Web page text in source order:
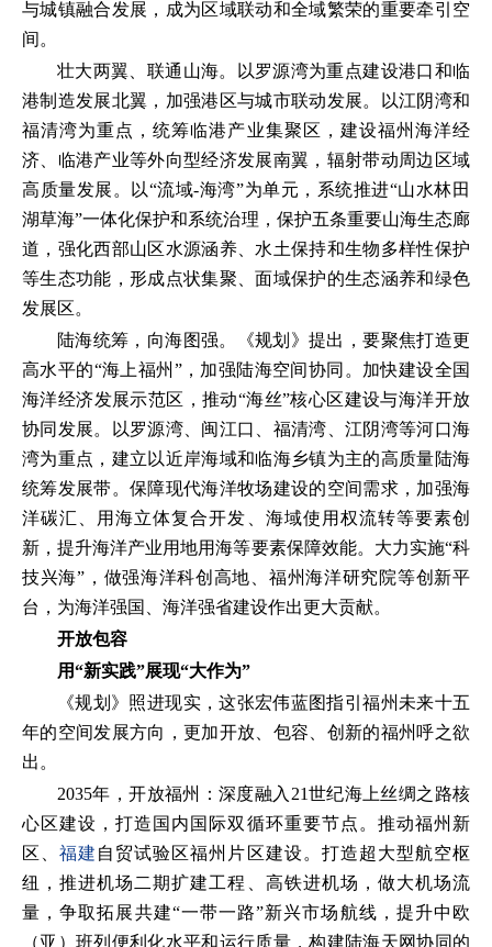
与城镇融合发展，成为区域联动和全域繁荣的重要牵引空
间。
壮大两翼、联通山海。以罗源湾为重点建设港口和临
港制造发展北翼，加强港区与城市联动发展。以江阴湾和
福清湾为重点，统筹临港产业集聚区，建设福州海洋经
济、临港产业等外向型经济发展南翼，辐射带动周边区域
高质量发展。以“流域-海湾”为单元，系统推进“山水林田
湖草海”一体化保护和系统治理，保护五条重要山海生态廊
道，强化西部山区水源涵养、水土保持和生物多样性保护
等生态功能，形成点状集聚、面域保护的生态涵养和绿色
发展区。
陆海统筹，向海图强。《规划》提出，要聚焦打造更
高水平的“海上福州”，加强陆海空间协同。加快建设全国
海洋经济发展示范区，推动“海丝”核心区建设与海洋开放
协同发展。以罗源湾、闽江口、福清湾、江阴湾等河口海
湾为重点，建立以近岸海域和临海乡镇为主的高质量陆海
统筹发展带。保障现代海洋牧场建设的空间需求，加强海
洋碳汇、用海立体复合开发、海域使用权流转等要素创
新，提升海洋产业用地用海等要素保障效能。大力实施“科
技兴海”，做强海洋科创高地、福州海洋研究院等创新平
台，为海洋强国、海洋强省建设作出更大贡献。
开放包容
用“新实践”展现“大作为”
《规划》照进现实，这张宏伟蓝图指引福州未来十五
年的空间发展方向，更加开放、包容、创新的福州呼之欲
出。
2035年，开放福州：深度融入21世纪海上丝绸之路核
心区建设，打造国内国际双循环重要节点。推动福州新
区、福建 自贸试验区福州片区建设。打造超大型航空枢
纽，推进机场二期扩建工程、高铁进机场，做大机场流
量，争取拓展共建“一带一路”新兴市场航线，提升中欧
（亚）班列便利化水平和运行质量，构建陆海天网协同的